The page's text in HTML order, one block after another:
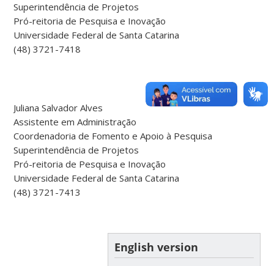
Superintendência de Projetos
Pró-reitoria de Pesquisa e Inovação
Universidade Federal de Santa Catarina
(48) 3721-7418
Juliana Salvador Alves
Assistente em Administração
Coordenadoria de Fomento e Apoio à Pesquisa
Superintendência de Projetos
Pró-reitoria de Pesquisa e Inovação
Universidade Federal de Santa Catarina
(48) 3721-7413
English version